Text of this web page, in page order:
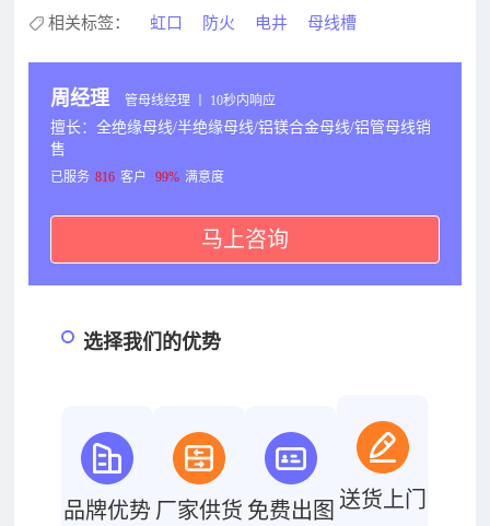
相关标签： 虹口 防火 电井 母线槽
周经理 管母线经理 丨 10秒内响应
擅长：全绝缘母线/半绝缘母线/铝镁合金母线/铝管母线销
售
已服务 816 客户 99% 满意度
马上咨询
选择我们的优势
品牌优势 厂家供货 免费出图 送货上门